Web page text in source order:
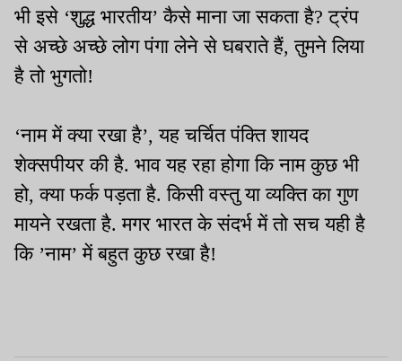
भी इसे ‘शुद्ध भारतीय’ कैसे माना जा सकता है? ट्रंप
से अच्छे अच्छे लोग पंगा लेने से घबराते हैं, तुमने लिया
है तो भुगतो!
‘नाम में क्या रखा है’, यह चर्चित पंक्ति शायद
शेक्सपीयर की है. भाव यह रहा होगा कि नाम कुछ भी
हो, क्या फर्क पड़ता है. किसी वस्तु या व्यक्ति का गुण
मायने रखता है. मगर भारत के संदर्भ में तो सच यही है
कि ’नाम’ में बहुत कुछ रखा है!